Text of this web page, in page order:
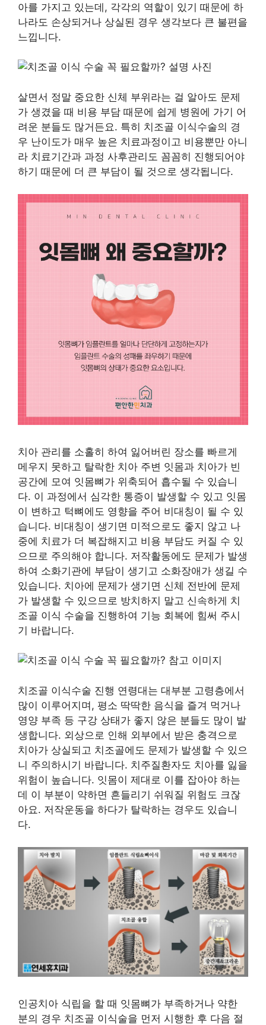
아를 가지고 있는데, 각각의 역할이 있기 때문에 하
나라도 손상되거나 상실된 경우 생각보다 큰 불편을
느낍니다.
살면서 정말 중요한 신체 부위라는 걸 알아도 문제
가 생겼을 때 비용 부담 때문에 쉽게 병원에 가기 어
려운 분들도 많거든요. 특히 치조골 이식수술의 경
우 난이도가 매우 높은 치료과정이고 비용뿐만 아니
라 치료기간과 과정 사후관리도 꼼꼼히 진행되어야
하기 때문에 더 큰 부담이 될 것으로 생각됩니다.
치아 관리를 소홀히 하여 잃어버린 장소를 빠르게
메우지 못하고 탈락한 치아 주변 잇몸과 치아가 빈
공간에 모여 잇몸뼈가 위축되어 흡수될 수 있습니
다. 이 과정에서 심각한 통증이 발생할 수 있고 잇몸
이 변하고 턱뼈에도 영향을 주어 비대칭이 될 수 있
습니다. 비대칭이 생기면 미적으로도 좋지 않고 나
중에 치료가 더 복잡해지고 비용 부담도 커질 수 있
으므로 주의해야 합니다. 저작활동에도 문제가 발생
하여 소화기관에 부담이 생기고 소화장애가 생길 수
있습니다. 치아에 문제가 생기면 신체 전반에 문제
가 발생할 수 있으므로 방치하지 말고 신속하게 치
조골 이식 수술을 진행하여 기능 회복에 힘써 주시
기 바랍니다.
치조골 이식수술 진행 연령대는 대부분 고령층에서
많이 이루어지며, 평소 딱딱한 음식을 즐겨 먹거나
영양 부족 등 구강 상태가 좋지 않은 분들도 많이 발
생합니다. 외상으로 인해 외부에서 받은 충격으로
치아가 상실되고 치조골에도 문제가 발생할 수 있으
니 주의하시기 바랍니다. 치주질환자도 치아를 잃을
위험이 높습니다. 잇몸이 제대로 이를 잡아야 하는
데 이 부분이 약하면 흔들리기 쉬워질 위험도 크잖
아요. 저작운동을 하다가 탈락하는 경우도 있습니
다.
인공치아 식립을 할 때 잇몸뼈가 부족하거나 약한
분의 경우 치조골 이식술을 먼저 시행한 후 다음 절